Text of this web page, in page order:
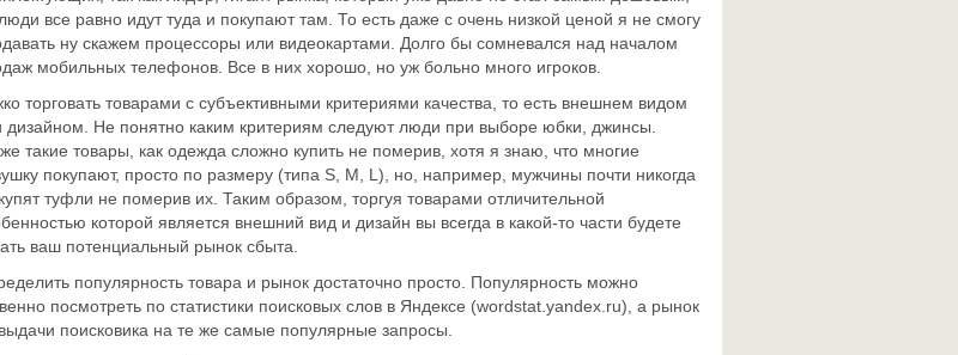
все равно идут туда и покупают там. То есть даже с очень низкой ценой я не смогу
ну скажем процессоры или видеокартами. Долго бы сомневался над началом
мобильных телефонов. Все в них хорошо, но уж больно много игроков.
торговать товарами с субъективными критериями качества, то есть внешнем видом
дизайном. Не понятно каким критериям следуют люди при выборе юбки, джинсы.
такие товары, как одежда сложно купить не померив, хотя я знаю, что многие
покупают, просто по размеру (типа S, M, L), но, например, мужчины почти никогда
туфли не померив их. Таким образом, торгуя товарами отличительной
которой является внешний вид и дизайн вы всегда в какой-то части будете
ваш потенциальный рынок сбыта.
популярность товара и рынок достаточно просто. Популярность можно
посмотреть по статистики поисковых слов в Яндексе (wordstat.yandex.ru), а рынок
поисковика на те же самые популярные запросы.